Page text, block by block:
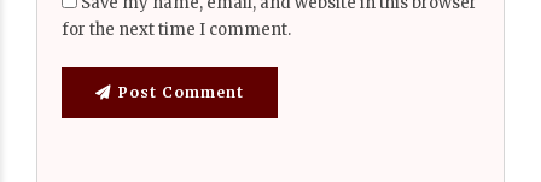
for the next time I comment.
Post Comment